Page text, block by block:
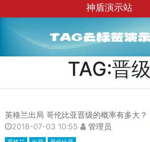
神盾演示站
TAG:晋级
英格兰出局 哥伦比亚晋级的概率有多大？
2018-07-03 10:55
管理员